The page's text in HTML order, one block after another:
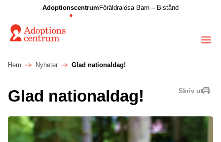
Adoptionscentrum Föräldralösa Barn – Bistånd
Hem Nyheter Glad nationaldag!
Skriv ut
Glad nationaldag!